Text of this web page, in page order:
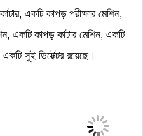
একটি কাপড় পরীক্ষার মেশিন,
একটি কাপড় কাটার মেশিন, একটি
সুই ডিটেক্টর রয়েছে।